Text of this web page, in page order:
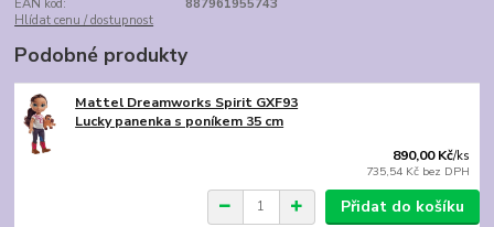
EAN kód:
887961955743
Hlídat cenu / dostupnost
Podobné produkty
Mattel Dreamworks Spirit GXF93
Lucky panenka s poníkem 35 cm
890,00 Kč/ks
735,54 Kč bez DPH
Přidat do košíku